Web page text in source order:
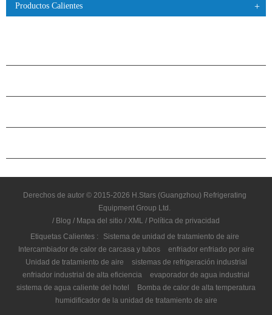
Productos Calientes
Derechos de autor © 2015-2026 H.Stars (Guangzhou) Refrigerating
Equipment Group Ltd.
/ Blog / Mapa del sitio / XML / Política de privacidad
Etiquetas Calientes :
Sistema de unidad de tratamiento de aire
Intercambiador de calor de carcasa y tubos
enfriador enfriado por aire
Unidad de tratamiento de aire
sistemas de refrigeración industrial
enfriador industrial de alta eficiencia
evaporador de agua industrial
sistema de agua caliente del hotel
Bomba de calor de alta temperatura
humidificador de la unidad de tratamiento de aire